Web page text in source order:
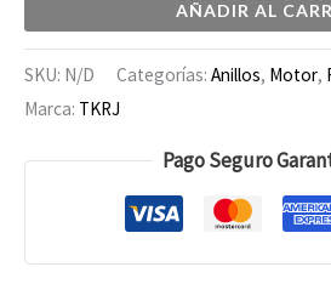
AÑADIR AL
SKU: N/D Categorías: Anillos, Motor,
Marca: TKRJ
Pago Seguro